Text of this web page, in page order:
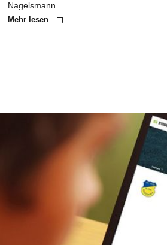
Nagelsmann.
Mehr lesen